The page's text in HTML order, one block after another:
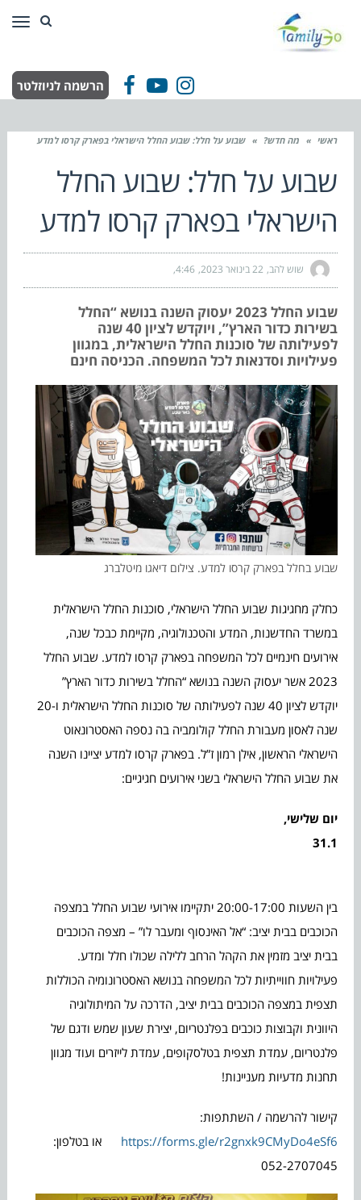
Facebook
YouTube
Instagram הרשמה לניוזלטר
ראשי » מה חדש? » שבוע על חלל: שבוע החלל הישראלי בפארק קרסו למדע
שבוע על חלל: שבוע החלל
הישראלי בפארק קרסו למדע
שוש להב 22 בינואר 2023 4:46
שבוע החלל 2023 יעסוק השנה בנושא “החלל
בשירות כדור הארץ”, ויוקדש לציון 40 שנה
לפעילותה של סוכנות החלל הישראלית, במגוון
פעילויות וסדנאות לכל המשפחה. הכניסה חינם
שבוע בחלל בפארק קרסו למדע. צילום דיאגו מיטלברג
כחלק מחגיגות שבוע החלל הישראלי, סוכנות החלל הישראלית
במשרד החדשנות, המדע והטכנולוגיה, מקיימת כבכל שנה,
אירועים חינמיים לכל המשפחה בפארק קרסו למדע. שבוע החלל
2023 אשר יעסוק השנה בנושא “החלל בשירות כדור הארץ”
יוקדש לציון 40 שנה לפעילותה של סוכנות החלל הישראלית ו-20
שנה לאסון מעבורת החלל קולומביה בה נספה האסטרונאוט
הישראלי הראשון, אילן רמון ז”ל. בפארק קרסו למדע יציינו השנה
את שבוע החלל הישראלי בשני אירועים חגיגיים:
יום שלישי,
בין השעות 20:00-17:00 יתקיימו אירועי שבוע החלל במצפה
הכוכבים בבית יציב: “אל האינסוף ומעבר לו” – מצפה הכוכבים
בבית יציב מזמין את הקהל הרחב ללילה שכולו חלל ומדע.
פעילויות חווייתיות לכל המשפחה בנושא האסטרונומיה הכוללות
תצפית במצפה הכוכבים בבית יציב, הדרכה על המיתולוגיה
היוונית וקבוצות כוכבים בפלנטריום, יצירת שעון שמש ודגם של
פלנטריום, עמדת תצפית בטלסקופים, עמדת לייזרים ועוד מגוון
תחנות מדעיות מעניינות!
קישור להרשמה / השתתפות:
https://forms.gle/r2gnxk9CMyDo4eSf6 או בטלפון:
052-2707045